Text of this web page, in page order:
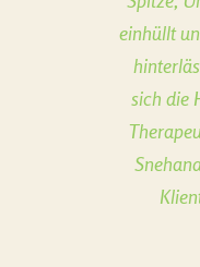
einhüllt
sich die